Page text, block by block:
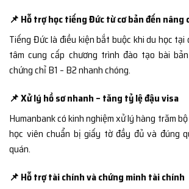
📌 Hỗ trợ học tiếng Đức từ cơ bản đến nâng
Tiếng Đức là điều kiện bắt buộc khi du học tại
tâm cung cấp chương trình đào tạo bài
chứng chỉ B1 – B2 nhanh chóng.
📌 Xử lý hồ sơ nhanh – tăng tỷ lệ đậu visa
Humanbank có kinh nghiệm xử lý hàng trăm
học viên chuẩn bị giấy tờ đầy đủ và đúng
quán.
📌 Hỗ trợ tài chính và chứng minh tài chính